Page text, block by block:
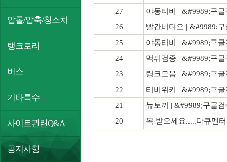
압롤/압축/청소차
탱크로리
버스
기타특수
사이트관련Q&A
공지사항
27
야동티비 | &#9989;구
26
빨간비디오 | &#9989;
25
야동티비 | &#9989;구
24
먹튀검증 | &#9989;구
23
링크모음 | &#9989;구
22
티비위키 | &#9989;구
21
뉴토끼 | &#9989;구글
20
복 받으세요.....다큐멘